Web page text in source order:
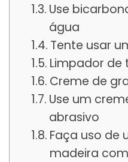
Use
água
Tente usar
Limpador de
Creme de
Use um
abrasivo
Faça uso de
madeira